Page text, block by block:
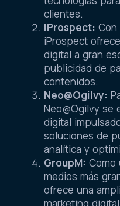
clientes.
iProspect: Con
iProspect
digital a gran
publicidad de
contenidos.
Neo@Ogilvy:
Neo@Ogilvy se
digital
soluciones de
analítica y
GroupM: Como
medios más
ofrece una